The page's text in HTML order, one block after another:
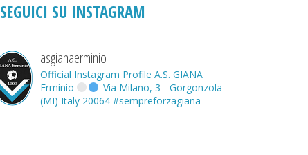
SEGUICI SU INSTAGRAM
asgianaerminio
Official Instagram Profile A.S. GIANA
Erminio
Via Milano, 3 - Gorgonzola
(MI) Italy 20064 #sempreforzagiana